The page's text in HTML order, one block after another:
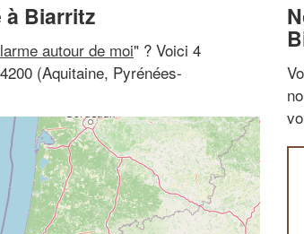
à Biarritz
autour de moi" ? Voici 4
(Aquitaine, Pyrénées-